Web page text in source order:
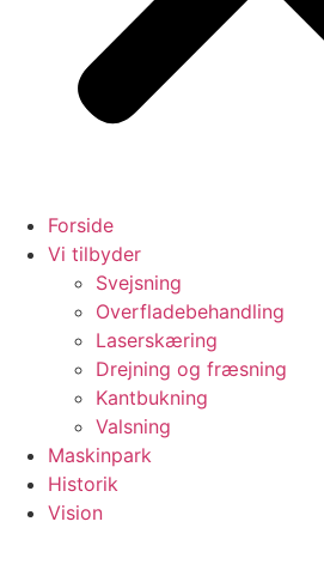
Forside
Vi tilbyder
Svejsning
Overfladebehandling
Laserskæring
Drejning og fræsning
Kantbukning
Valsning
Maskinpark
Historik
Vision